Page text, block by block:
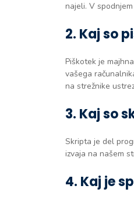
najeli. V
2. Kaj so
Piškotek je
vašega
na strežnike
3. Kaj so
Skripta je del
izvaja na našem
4. Kaj je